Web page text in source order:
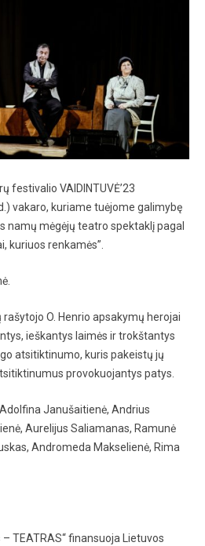
festivalio VAIDINTUVĖ’23
vakaro, kuriame tuėjome galimybę
namų mėgėjų teatro spektaklį pagal
kuriuos renkamės”.
O. Henrio apsakymų herojai
ieškantys laimės ir trokštantys
atsitiktinumo, kuris pakeistų jų
provokuojantys patys.
Janušaitienė, Andrius
Aurelijus Saliamanas, Ramunė
Andromeda Makselienė, Rima
TEATRAS“ finansuoja Lietuvos